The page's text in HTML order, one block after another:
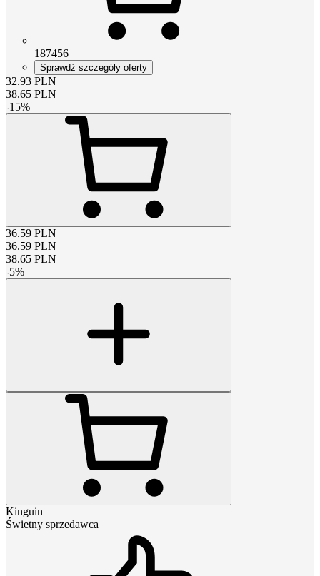
187456
Sprawdź szczegóły oferty
32.93 PLN
38.65 PLN
-15%
36.59 PLN
36.59 PLN
38.65 PLN
-5%
Kinguin
Świetny sprzedawca